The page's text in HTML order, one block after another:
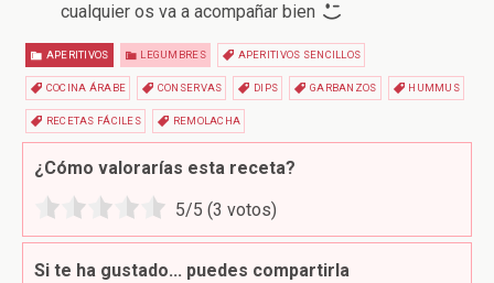
cualquier os va a acompañar bien
APERITIVOS LEGUMBRES APERITIVOS SENCILLOS
COCINA ÁRABE CONSERVAS DIPS GARBANZOS HUMMUS
RECETAS FÁCILES REMOLACHA
¿Cómo valorarías esta receta?
5/5 (3 votos)
Si te ha gustado... puedes compartirla